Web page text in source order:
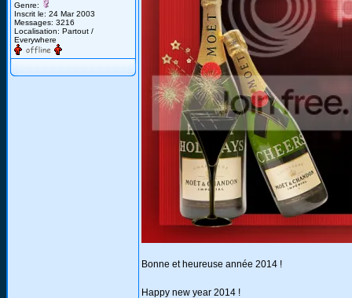
Genre:
Inscrit le: 24 Mar 2003
Messages: 3216
Localisation: Partout /
Everywhere
Bonne et heureuse année 2014 !
Happy new year 2014 !